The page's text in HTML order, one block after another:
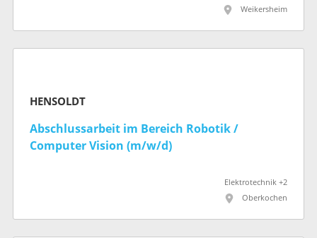
Weikersheim
HENSOLDT
Abschlussarbeit im Bereich Robotik /
Computer Vision (m/w/d)
Elektrotechnik +2
Oberkochen